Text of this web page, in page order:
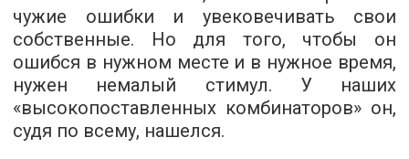
чужие ошибки и увековечивать свои
собственные. Но для того, чтобы он
ошибся в нужном месте и в нужное время,
нужен немалый стимул. У наших
«высокопоставленных комбинаторов» он,
судя по всему, нашелся.